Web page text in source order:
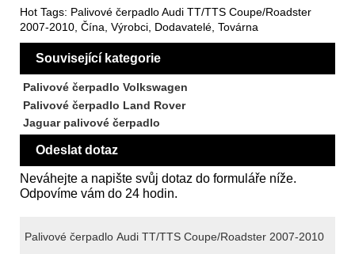
Hot Tags: Palivové čerpadlo Audi TT/TTS Coupe/Roadster
2007-2010, Čína, Výrobci, Dodavatelé, Továrna
Související kategorie
Palivové čerpadlo Volkswagen
Palivové čerpadlo Land Rover
Jaguar palivové čerpadlo
Odeslat dotaz
Neváhejte a napište svůj dotaz do formuláře níže.
Odpovíme vám do 24 hodin.